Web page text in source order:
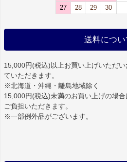
27
28 29 30
送料につい
15,000円(税込)以上お買い上げいただい
ていただきます。
※北海道・沖縄・離島地域除く
15,000円(税込)未満のお買い上げの場
ご負担いただきます。
※一部例外品がございます。